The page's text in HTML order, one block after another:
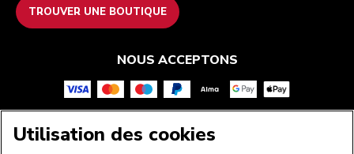
TROUVER UNE BOUTIQUE
NOUS ACCEPTONS
SUIVEZ-NOUS
Utilisation des cookies